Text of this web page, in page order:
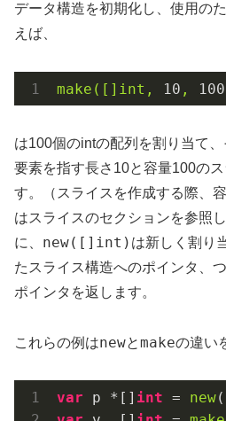
データ構造を初期化し、使用の
えば、
make([]int, 10 , 100
は100個のintの配列を割り当て
要素を指す長さ10と容量100の
す。（スライスを作成する際、
はスライスのセクションを参照
に、 new([]int) は新しく割り
たスライス構造へのポインタ、
ポインタを返します。
これらの例はnewとmakeの違い
var p *[] int = new